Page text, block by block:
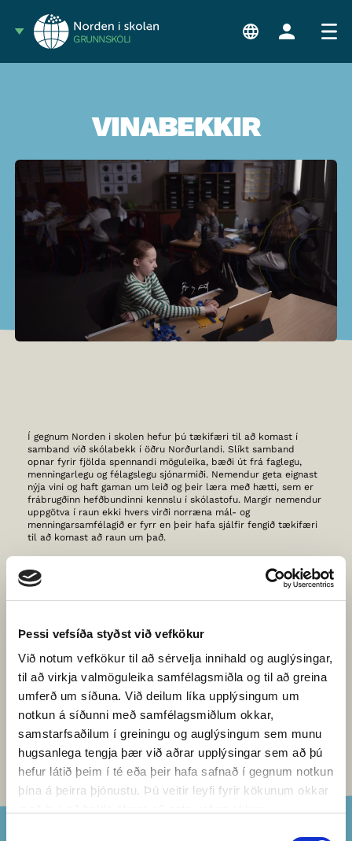
Þessi vefsíða styðst við vefkökur
Við notum vefkökur til að sérvelja innihald og auglýsingar,
til að virkja valmöguleika samfélagsmiðla og til að greina
umferð um síðuna. Við deilum líka upplýsingum um
notkun á síðunni með samfélagsmiðlum okkar,
samstarfsaðilum í greiningu og auglýsingum sem munu
hugsanlega tengja þær við aðrar upplýsingar sem að þú
hefur látið þeim í té eða þeir hafa safnað í gegnum notkun
þína á þeirra þjónustu. Þú veitir leyfi fyrir kökunum okkar
GRUNNSKÓLI
VINABEKKIR
Í gegnum Norden i skolen hefur þú tækifæri til að komast í
samband við skólabekk í öðru Norðurlandi. Slíkt samband
opnar fyrir fjölda spennandi möguleika, bæði út frá faglegu,
menningarlegu og félagslegu sjónarmiði. Nemendur geta eignast
nýja vini og haft gaman um leið og þeir læra með hætti, sem er
frábrugðinn hefðbundinni kennslu í skólastofu. Margir nemendur
uppgötva í raun ekki hvers virði norræna mál- og
menningarsamfélagið er fyrr en þeir hafa sjálfir fengið tækifæri
til að komast að raun um það.
Á þessari síðu er hægt að leita að vinabekkjum frá öllum
Norðurlöndunum. Með mismunandi aðgerðum er hægt að
neðan til að sjá samanburð.
10 ráð fyrir vel heppnað vinabekkjasamstarf
INNSKRÁNING